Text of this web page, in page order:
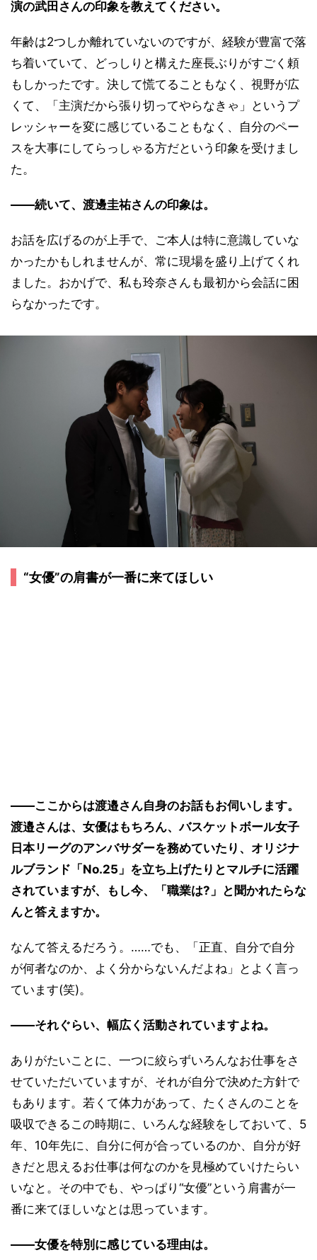
演の武田さんの印象を教えてください。
年齢は2つしか離れていないのですが、経験が豊富で落
ち着いていて、どっしりと構えた座長ぶりがすごく頼
もしかったです。決して慌てることもなく、視野が広
くて、「主演だから張り切ってやらなきゃ」というプ
レッシャーを変に感じていることもなく、自分のペー
スを大事にしてらっしゃる方だという印象を受けまし
た。
――続いて、渡邊圭祐さんの印象は。
お話を広げるのが上手で、ご本人は特に意識していな
かったかもしれませんが、常に現場を盛り上げてくれ
ました。おかげで、私も玲奈さんも最初から会話に困
らなかったです。
“女優”の肩書が一番に来てほしい
――ここからは渡邉さん自身のお話もお伺いします。
渡邉さんは、女優はもちろん、バスケットボール女子
日本リーグのアンバサダーを務めていたり、オリジナ
ルブランド「No.25」を立ち上げたりとマルチに活躍
されていますが、もし今、「職業は?」と聞かれたらな
んと答えますか。
なんて答えるだろう。……でも、「正直、自分で自分
が何者なのか、よく分からないんだよね」とよく言っ
ています(笑)。
――それぐらい、幅広く活動されていますよね。
ありがたいことに、一つに絞らずいろんなお仕事をさ
せていただいていますが、それが自分で決めた方針で
もあります。若くて体力があって、たくさんのことを
吸収できるこの時期に、いろんな経験をしておいて、5
年、10年先に、自分に何が合っているのか、自分が好
きだと思えるお仕事は何なのかを見極めていけたらい
いなと。その中でも、やっぱり“女優”という肩書が一
番に来てほしいなとは思っています。
――女優を特別に感じている理由は。